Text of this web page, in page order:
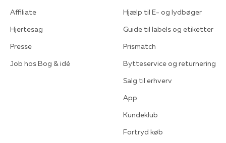
Affiliate
Hjertesag
Presse
Job hos Bog & idé
Hjælp til E- og lydbøger
Guide til labels og etiketter
Prismatch
Bytteservice og returnering
Salg til erhverv
App
Kundeklub
Fortryd køb